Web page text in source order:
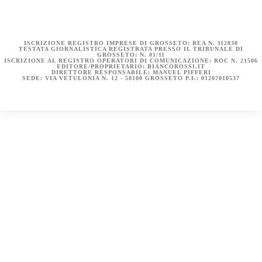
ISCRIZIONE REGISTRO IMPRESE DI GROSSETO: REA N. 112830
TESTATA GIORNALISTICA REGISTRATA PRESSO IL TRIBUNALE DI
GROSSETO: N. 01/11
ISCRIZIONE AL REGISTRO OPERATORI DI COMUNICAZIONE: ROC N. 21506
EDITORE/PROPRIETARIO: BIANCOROSSI.IT
DIRETTORE RESPONSABILE: MANUEL PIFFERI
SEDE: VIA VETULONIA N. 12 - 58100 GROSSETO P.I.: 01207010537